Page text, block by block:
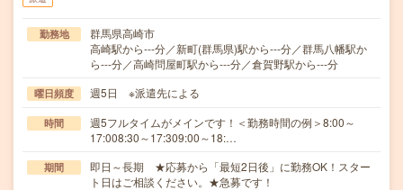
勤務地
群馬県高崎市
高崎駅から---分／新町(群馬県)駅から---分／群馬八幡駅か
ら---分／高崎問屋町駅から---分／倉賀野駅から---分
曜日頻度 週5日 ※派遣先による
時間
週5フルタイムがメインです！＜勤務時間の例＞8:00～
17:008:30～17:309:00～18:…
期間
即日～長期 ★応募から「最短2日後」に勤務OK！スター
ト日はご相談ください。★急募です！